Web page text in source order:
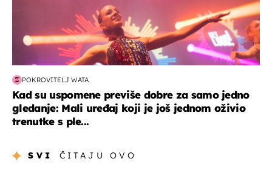
POKROVITELJ WATA
Kad su uspomene previše dobre za samo jedno
gledanje: Mali uređaj koji je još jednom oživio
trenutke s ple...
SVI ČITAJU OVO